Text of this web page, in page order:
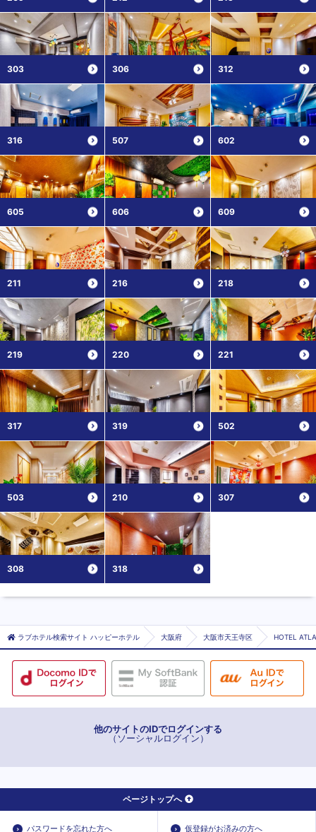
303 306 312
316 507 602
605 606 609
211 216 218
219 220 221
317 319 502
503 210 307
308 318
ラブホテル検索サイト ハッピーホテル 大阪府 大阪市天王寺区 HOTEL
他のサイトのIDでログインする
（ソーシャルログイン）
ページトップへ
パスワードを忘れた方へ 仮登録がお済みの方へ